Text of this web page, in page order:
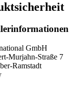
GmbH
Murjahn-Straße 7
Ramstadt